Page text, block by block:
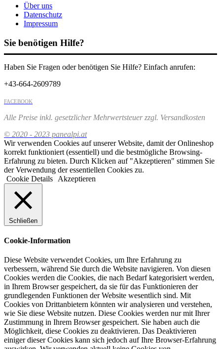
Über uns
Datenschutz
Impressum
Sie benötigen Hilfe?
Haben Sie Fragen oder benötigen Sie Hilfe? Einfach anrufen:
+43-664-2609789
FACEBOOK
Alle Preise inkl. gesetzlicher Mehrwertsteuer zzgl. Versandkosten
© 2020 - 2023 panealpi.at
Wir verwenden Cookies auf unserer Website, damit der Onlineshop
korrekt funktioniert (essentiell) und die bestmögliche Browsing-
Erfahrung zu bieten. Durch Klicken auf "Akzeptieren" stimmen Sie
der Verwendung der essentiellen Cookies zu.
Cookie Details
Akzeptieren
Schließen
Cookie-Information
Diese Website verwendet Cookies, um Ihre Erfahrung zu
verbessern, während Sie durch die Website navigieren. Von diesen
Cookies werden die Cookies, die nach Bedarf kategorisiert werden,
in Ihrem Browser gespeichert, da sie für das Funktionieren der
grundlegenden Funktionen der Website wesentlich sind. Mit
Cookies von Drittanbietern könnten wir analysieren und verstehen,
wie Sie diese Website nutzen. Diese Cookies werden nur mit Ihrer
Zustimmung in Ihrem Browser gespeichert. Sie haben auch die
Möglichkeit, diese Cookies zu deaktivieren. Das Deaktivieren
einiger dieser Cookies kann sich jedoch auf Ihre Browser-Erfahrung